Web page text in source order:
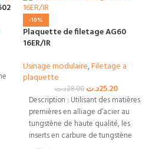
-10%
Plaquette de filetage AG60
16ER/IR
Usinage modulaire,Filetage a
plaquette
28.00د.ت 25.20د.ت
Description : Utilisant des matières
premières en alliage d’acier au
tungstène de haute qualité, les
inserts en carbure de tungstène